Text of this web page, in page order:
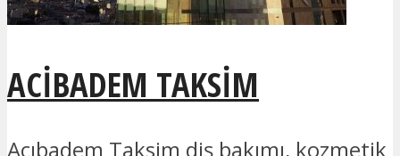
ACIBADEM TAKSIM
Acıbadem Taksim diş bakımı, kozmetik